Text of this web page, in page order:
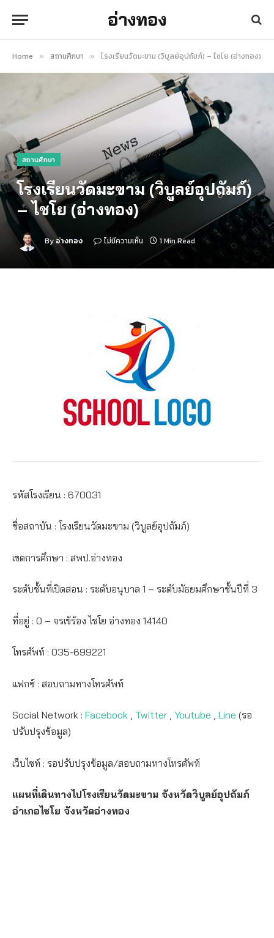
อ่างทอง
Home » สถานศึกษา » โรงเรียนวัดมะขาม (วิบูลย์อุปถัมภ์) – ไชโย (อ่างทอง)
สถานศึกษา
โรงเรียนวัดมะขาม (วิบูลย์อุปถัมภ์)
– ไชโย (อ่างทอง)
By อ่างทอง ไม่มีความเห็น 1 Min Read
รหัสโรงเรียน : 670031
ชื่อสถาบัน : โรงเรียนวัดมะขาม (วิบูลย์อุปถัมภ์)
เขตการศึกษา : สพป.อ่างทอง
ระดับชั้นที่เปิดสอน : ระดับอนุบาล 1 – ระดับมัธยมศึกษาชั้นปีที่ 3
ที่อยู่ : 0 – จรเข้ร้อง ไชโย อ่างทอง 14140
โทรศัพท์ : 035-699221
แฟกซ์ : สอบถามทางโทรศัพท์
Social Network : Facebook , Twitter , Youtube , Line (รอ
ปรับปรุงข้อมูล)
เว็บไซท์ : รอปรับปรุงข้อมูล/สอบถามทางโทรศัพท์
แผนที่เดินทางไปโรงเรียนวัดมะขาม จังหวัดวิบูลย์อุปถัมภ์
อำเภอไชโย จังหวัดอ่างทอง